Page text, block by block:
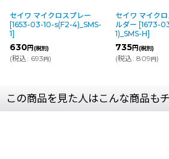
セイワ マイクロスプレー
[1653-03-10-s(F2-4)_SMS-
1]
630円(税別)
(税込: 693円)
セイワ マイク
ルダー [1673-
1)_SMS-H]
735円(税別)
(税込: 809円)
この商品を見た人はこんな商品も